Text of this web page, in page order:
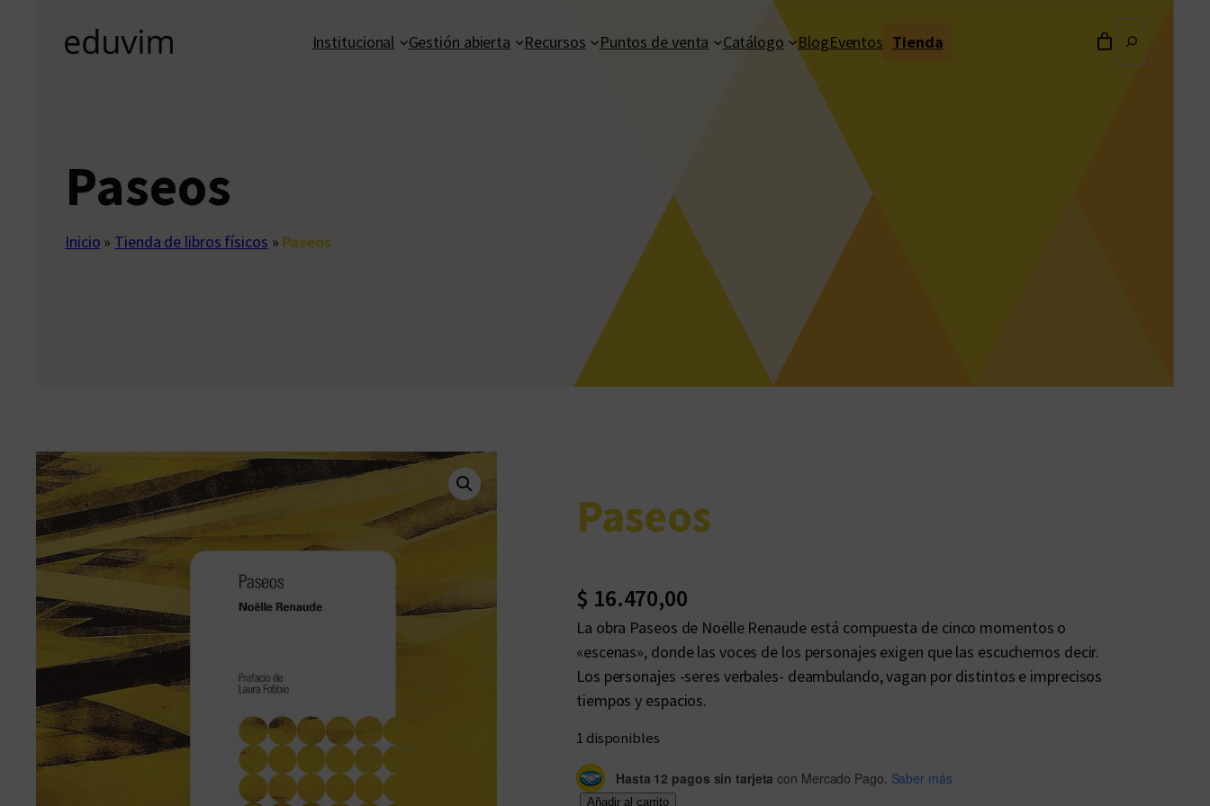
Institucional Gestión abierta Recursos Puntos de venta Catálogo BlogEventos Tienda
Paseos
Inicio » Tienda de libros físicos » Paseos
Paseos
$ 16.470,00
La obra Paseos de Noëlle Renaude está compuesta de cinco momentos o
«escenas», donde las voces de los personajes exigen que las escuchemos decir.
Los personajes -seres verbales- deambulando, vagan por distintos e imprecisos
tiempos y espacios.
1 disponibles
Hasta 12 pagos sin tarjeta con Mercado Pago. Saber más
Añadir al carrito